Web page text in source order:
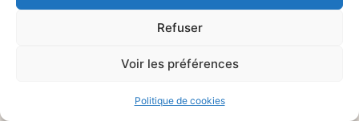
Refuser
Voir les préférences
Politique de cookies